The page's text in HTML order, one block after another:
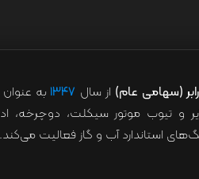
(سهامی عام) از سال ۱۳۴۷ به
و تیوب موتور سیکلت، دوچرخه،
استاندارد آب و گاز فعالیت می‌کند.